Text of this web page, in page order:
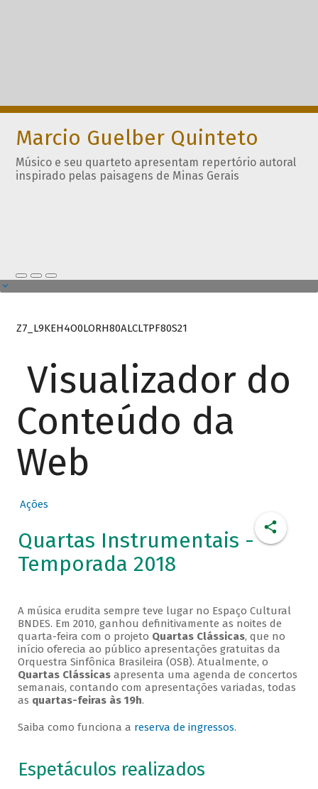
Marcio Guelber Quinteto
Músico e seu quarteto apresentam repertório autoral
inspirado pelas paisagens de Minas Gerais
Z7_L9KEH4O0LORH80ALCLTPF80S21
Visualizador do
Conteúdo da
Web
Ações
Quartas Instrumentais -
Temporada 2018
A música erudita sempre teve lugar no Espaço Cultural
BNDES. Em 2010, ganhou definitivamente as noites de
quarta-feira com o projeto Quartas Clássicas, que no
início oferecia ao público apresentações gratuitas da
Orquestra Sinfônica Brasileira (OSB). Atualmente, o
Quartas Clássicasapresenta uma agenda de concertos
semanais, contando com apresentações variadas, todas
as quartas-feiras às 19h.
Saiba como funciona a reserva de ingressos.
Espetáculos realizados